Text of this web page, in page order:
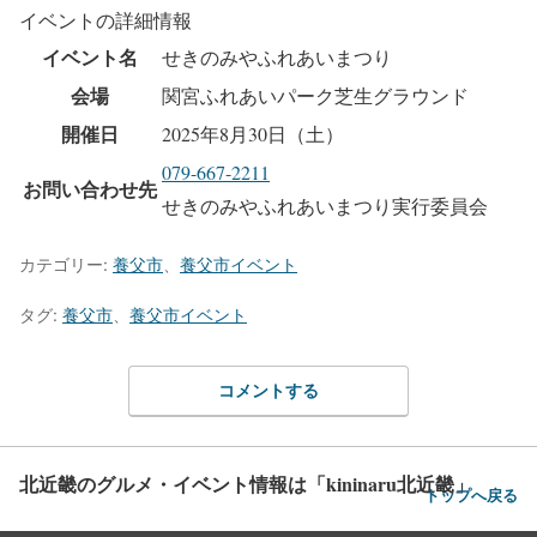
イベントの詳細情報
イベント名 せきのみやふれあいまつり
会場 関宮ふれあいパーク芝生グラウンド
開催日 2025年8月30日（土）
お問い合わせ先
079-667-2211
せきのみやふれあいまつり実行委員会
カテゴリー: 養父市 養父市イベント
タグ: 養父市 養父市イベント
コメントする
北近畿のグルメ・イベント情報は「kininaru北近畿」トップへ戻る